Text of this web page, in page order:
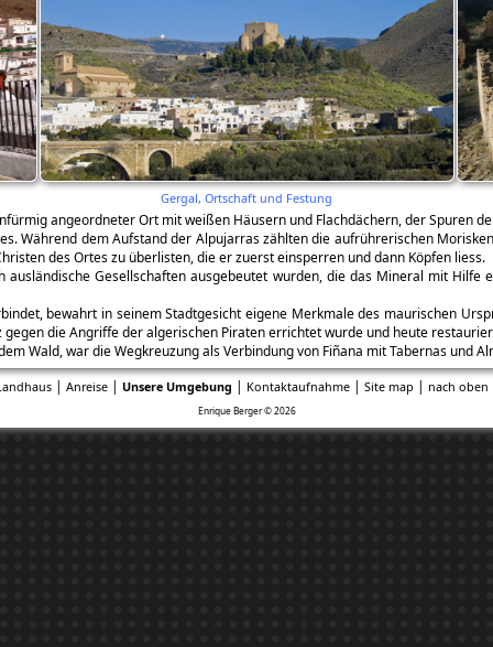
Gergal, Ortschaft und Festung
angeordneter Ort mit weißen Häusern und Flachdächern, der Spuren
Während dem Aufstand der Alpujarras zählten die aufrührerischen
des Ortes zu überlisten, die er zuerst einsperren und dann Köpfen liess.
Gesellschaften ausgebeutet wurden, die das Mineral mit Hilfe
bewahrt in seinem Stadtgesicht eigene Merkmale des maurischen
gegen die Angriffe der algerischen Piraten errichtet wurde und heute
Wald, war die Wegkreuzung als Verbindung von Fiñana mit Tabernas und
| Anreise| Unsere Umgebung | Kontaktaufnahme| Site map | nach oben
Enrique Berger © 2026